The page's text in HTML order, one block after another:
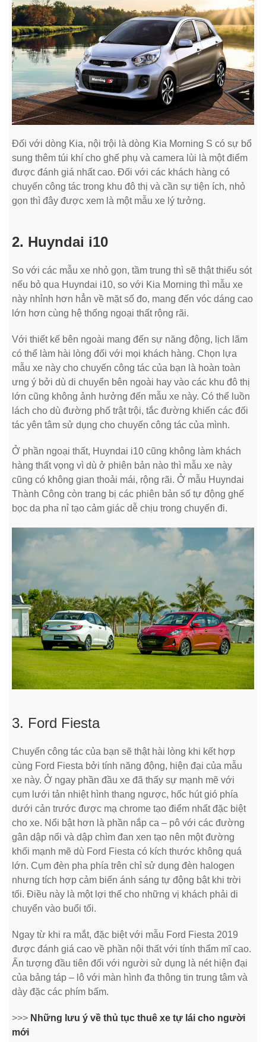
Đối với dòng Kia, nội trội là dòng Kia Morning S có sự bổ
sung thêm túi khí cho ghế phụ và camera lùi là một điểm
được đánh giá nhất cao. Đối với các khách hàng có
chuyến công tác trong khu đô thị và cần sự tiện ích, nhỏ
gọn thì đây được xem là một mẫu xe lý tưởng.
2. Huyndai i10
So với các mẫu xe nhỏ gọn, tầm trung thì sẽ thật thiếu sót
nếu bỏ qua Huyndai i10, so với Kia Morning thì mẫu xe
này nhỉnh hơn hẳn về mặt số đo, mang đến vóc dáng cao
lớn hơn cùng hệ thống ngoại thất rộng rãi.
Với thiết kế bên ngoài mang đến sự năng động, lịch lãm
có thể làm hài lòng đối với mọi khách hàng. Chọn lựa
mẫu xe này cho chuyến công tác của bạn là hoàn toàn
ưng ý bởi dù di chuyển bên ngoài hay vào các khu đô thị
lớn cũng không ảnh hưởng đến mẫu xe này. Có thể luồn
lách cho dù đường phố trật trội, tắc đường khiến các đối
tác yên tâm sử dụng cho chuyến công tác của mình.
Ở phần ngoại thất, Huyndai i10 cũng không làm khách
hàng thất vọng vì dù ở phiên bản nào thì mẫu xe này
cũng có không gian thoải mái, rộng rãi. Ở mẫu Huyndai
Thành Công còn trang bị các phiên bản số tự động ghế
bọc da pha nỉ tạo cảm giác dễ chịu trong chuyến đi.
3. Ford Fiesta
Chuyến công tác của bạn sẽ thật hài lòng khi kết hợp
cùng Ford Fiesta bởi tính năng động, hiện đại của mẫu
xe này. Ở ngay phần đầu xe đã thấy sự mạnh mẽ với
cụm lưới tản nhiệt hình thang ngược, hốc hút gió phía
dưới cản trước được mạ chrome tạo điểm nhất đặc biệt
cho xe. Nổi bật hơn là phần nắp ca – pô với các đường
gân dập nổi và dập chìm đan xen tạo nên một đường
khối mạnh mẽ dù Ford Fiesta có kích thước không quá
lớn. Cụm đèn pha phía trên chỉ sử dụng đèn halogen
nhưng tích hợp cảm biến ánh sáng tự động bật khi trời
tối. Điều này là một lợi thế cho những vị khách phải di
chuyển vào buổi tối.
Ngay từ khi ra mắt, đặc biệt với mẫu Ford Fiesta 2019
được đánh giá cao về phần nội thất với tính thẩm mĩ cao.
Ấn tượng đầu tiên đối với người sử dụng là nét hiện đại
của bảng táp – lô với màn hình đa thông tin trung tâm và
dày đặc các phím bấm.
>>> Những lưu ý về thủ tục thuê xe tự lái cho người
mới